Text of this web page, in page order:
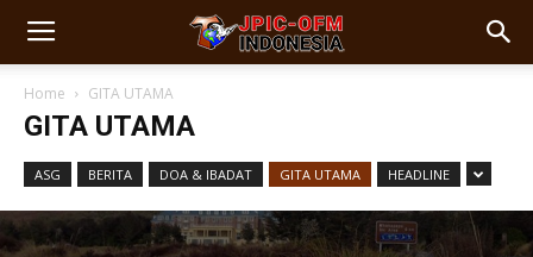
Home GITA UTAMA
GITA UTAMA
ASG BERITA DOA & IBADAT GITA UTAMA HEADLINE